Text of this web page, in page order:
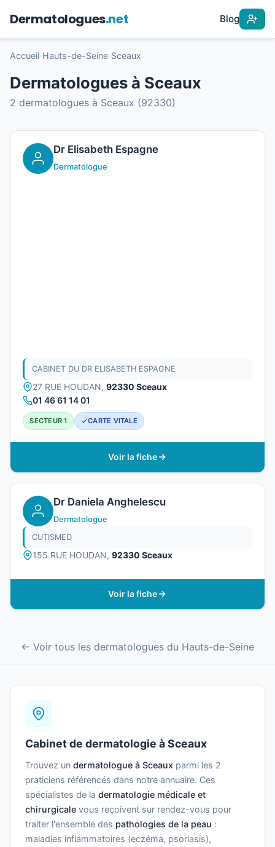
Dermatologues.net Blog
Accueil Hauts-de-Seine Sceaux
Dermatologues à Sceaux
2 dermatologues à Sceaux (92330)
Dr Elisabeth Espagne
Dermatologue
CABINET DU DR ELISABETH ESPAGNE
27 RUE HOUDAN, 92330 Sceaux
01 46 61 14 01
SECTEUR 1 CARTE VITALE
Voir la fiche
Dr Daniela Anghelescu
Dermatologue
CUTISMED
155 RUE HOUDAN, 92330 Sceaux
Voir la fiche
← Voir tous les dermatologues du Hauts-de-Seine
Cabinet de dermatologie à Sceaux
Trouvez un dermatologue à Sceaux parmi les 2
praticiens référencés dans notre annuaire. Ces
spécialistes de la dermatologie médicale et
chirurgicale vous reçoivent sur rendez-vous pour
traiter l'ensemble des pathologies de la peau :
maladies inflammatoires (eczéma, psoriasis),